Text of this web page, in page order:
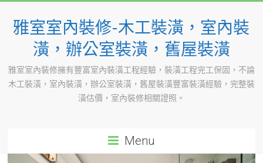
content
雅室室內裝修-木工裝潢，室內裝
潢，辦公室裝潢，舊屋裝潢
雅室室內裝修擁有豐富室內裝潢工程經驗，裝潢工程完工保固，不論
木工裝潢，室內裝潢，辦公室裝潢，舊屋裝潢豐富裝潢經驗，完整裝
潢估價，室內裝修相關證照。
Menu